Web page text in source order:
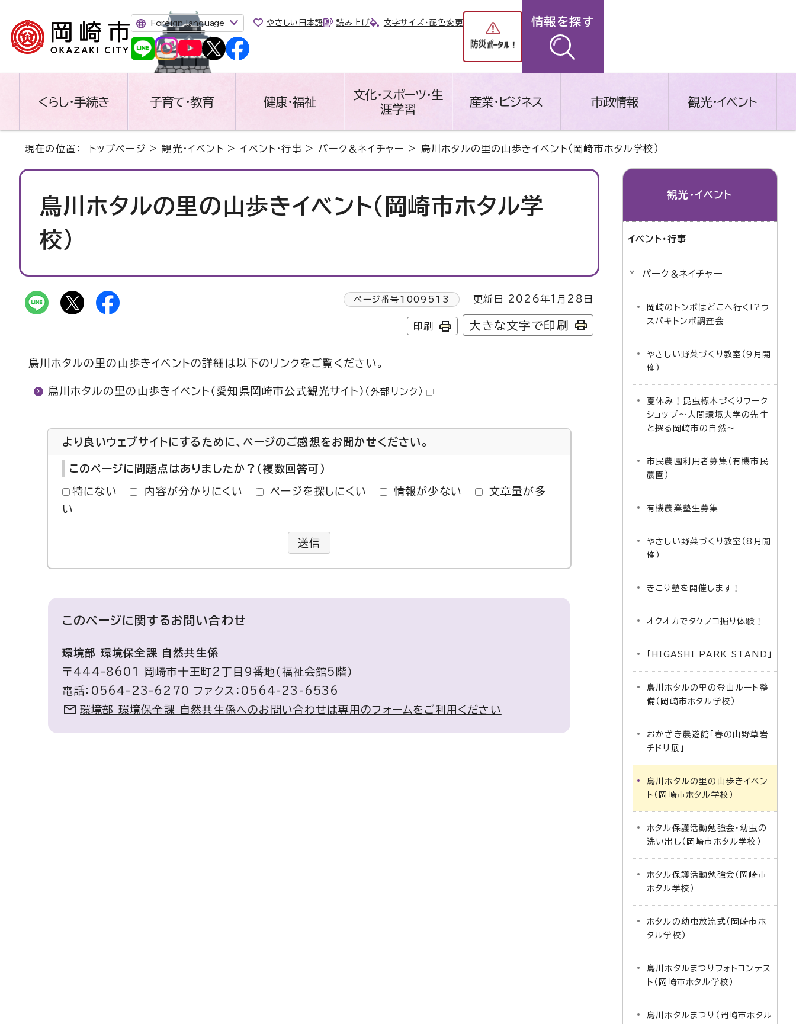
Foreign language やさしい日本語 読み上げ 文字サイズ・配色変更 情報を探す
くらし・手続き 子育て・教育 健康・福祉
文化・スポーツ・生
涯学習
産業・ビジネス 市政情報 観光・イベント
現在の位置： トップページ >観光・イベント >イベント・行事 > パーク＆ネイチャー > 鳥川ホタルの里の山歩きイベント（岡崎市ホタル学校）
鳥川ホタルの里の山歩きイベント（岡崎市ホタル学
校）
ページ番号 1009513 更新日 2026年1月28日
印刷 大きな文字で印刷
鳥川ホタルの里の山歩きイベントの詳細は以下のリンクをご覧ください。
鳥川ホタルの里の山歩きイベント（愛知県岡崎市公式観光サイト） （外部リンク）
より良いウェブサイトにするために、ページのご感想をお聞かせください。
このページに問題点はありましたか？（複数回答可）
特にない 内容が分かりにくい ページを探しにくい 情報が少ない
文章量が多
い
送信
このページに関するお問い合わせ
環境部 環境保全課 自然共生係
〒444-8601 岡崎市十王町2丁目9番地（福祉会館5階）
電話：0564-23-6270 ファクス：0564-23-6536
環境部 環境保全課 自然共生係へのお問い合わせは専用のフォームをご利用ください
観光・イベント
イベント・行事
パーク＆ネイチャー
岡崎のトンボはどこへ行く!?ウ
スバキトンボ調査会
やさしい野菜づくり教室（9月開
催）
夏休み！昆虫標本づくりワーク
ショップ～人間環境大学の先生
と探る岡崎市の自然～
市民農園利用者募集（有機市民
農園）
有機農業塾生募集
やさしい野菜づくり教室（8月開
催）
きこり塾を開催します！
オクオカでタケノコ掘り体験！
「HIGASHI PARK STAND」
鳥川ホタルの里の登山ルート整
備（岡崎市ホタル学校）
おかざき農遊館「春の山野草岩
チドリ展」
鳥川ホタルの里の山歩きイベン
ト（岡崎市ホタル学校）
ホタル保護活動勉強会・幼虫の
洗い出し（岡崎市ホタル学校）
ホタル保護活動勉強会（岡崎市
ホタル学校）
ホタルの幼虫放流式（岡崎市ホ
タル学校）
鳥川ホタルまつりフォトコンテス
ト（岡崎市ホタル学校）
鳥川ホタルまつり（岡崎市ホタル